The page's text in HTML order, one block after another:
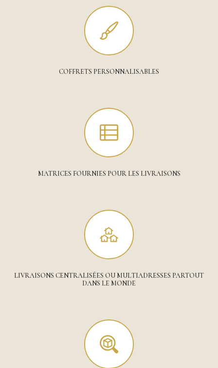
COFFRETS PERSONNALISABLES
MATRICES FOURNIES POUR LES LIVRAISONS
LIVRAISONS CENTRALISÉES OU MULTIADRESSES PARTOUT
DANS LE MONDE